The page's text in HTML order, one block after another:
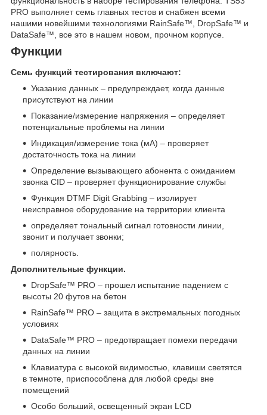
PRO выполняет семь главных тестов и снабжен всеми
нашими новейшими технологиями RainSafe™, DropSafe™ и
DataSafe™, все это в нашем новом, прочном корпусе.
Функции
Семь функций тестирования включают:
Указание данных – предупреждает, когда данные
присутствуют на линии
Показание/измерение напряжения – определяет
потенциальные проблемы на линии
Индикация/измерение тока (мА) – проверяет
достаточность тока на линии
Определение вызывающего абонента с ожиданием
звонка CID – проверяет функционирование службы
Функция DTMF Digit Grabbing – изолирует
неисправное оборудование на территории клиента
определяет тональный сигнал готовности линии,
звонит и получает звонки;
полярность.
Дополнительные функции.
DropSafe™ PRO – прошел испытание падением с
высоты 20 футов на бетон
RainSafe™ PRO – защита в экстремальных погодных
условиях
DataSafe™ PRO – предотвращает помехи передачи
данных на линии
Клавиатура с высокой видимостью, клавиши светятся
в темноте, приспособлена для любой среды вне
помещений
Особо больший, освещенный экран LCD